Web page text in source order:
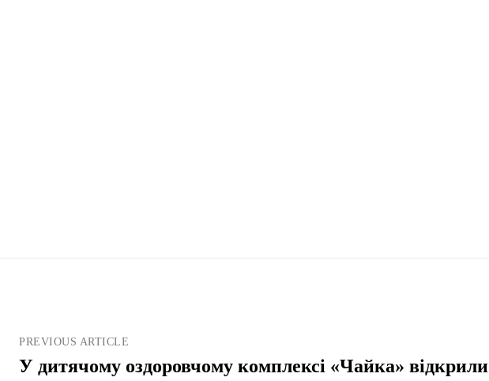
PREVIOUS ARTICLE
У дитячому оздоровчому комплексі «Чайка» відкрили